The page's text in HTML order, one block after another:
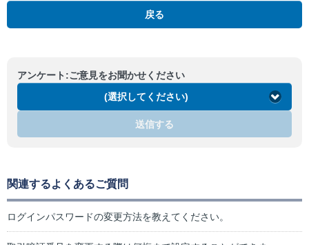
戻る
アンケート:ご意見をお聞かせください
(選択してください)
送信する
関連するよくあるご質問
ログインパスワードの変更方法を教えてください。